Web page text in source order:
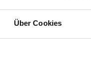
Über Cookies
Casino gegen Bargeld
sie ausgegeben hat.
für Sammler, da sie